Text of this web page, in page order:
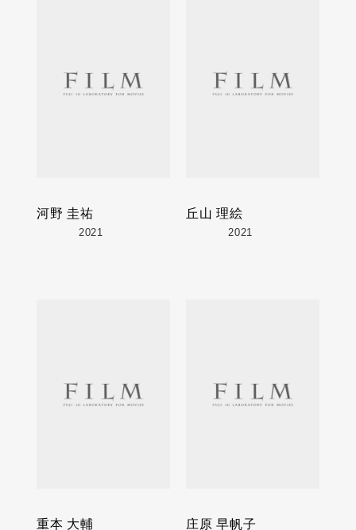
河野 圭祐
2021
丘山 理絵
2021
重本 大輔 庄原 早帆子